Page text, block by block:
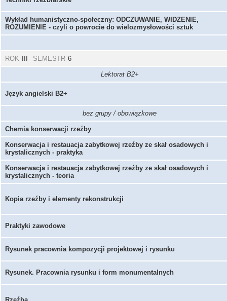
Wykład humanistyczno-społeczny: ODCZUWANIE, WIDZENIE,
ROZUMIENIE - czyli o powrocie do wielozmysłowości sztuk
ROK SEMESTR 6
Lektorat B2+
Język angielski B2+
bez grupy / obowiązkowe
Chemia konserwacji rzeźby
Konserwacja i restauacja zabytkowej rzeźby ze skał osadowych i
krystalicznych - praktyka
Konserwacja i restauacja zabytkowej rzeźby ze skał osadowych i
krystalicznych - teoria
Kopia rzeźby i elementy rekonstrukcji
Praktyki zawodowe
Rysunek pracownia kompozycji projektowej i rysunku
Rysunek. Pracownia rysunku i form monumentalnych